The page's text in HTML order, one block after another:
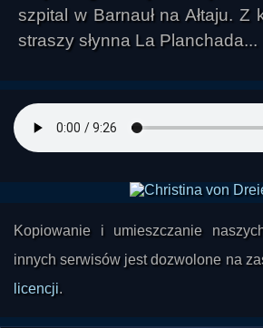
szpital w Barnauł na Ałtaju. Z
straszy słynna La Planchada...
Kopiowanie i umieszczanie
innych serwisów jest dozwolone na
licencji.